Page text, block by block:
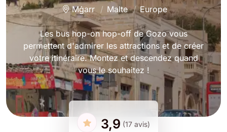
Mġarr Malte Europe
Les bus hop-on hop-off de Gozo vous
permettent d'admirer les attractions et de créer
votre itinéraire. Montez et descendez quand
vous le souhaitez !
3,9 (17 avis)